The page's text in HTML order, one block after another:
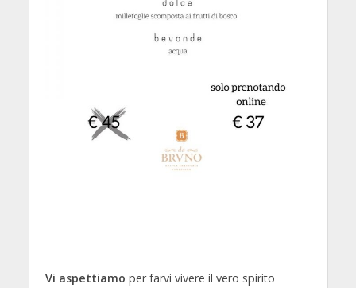
Vi aspettiamo per farvi vivere il vero spirito